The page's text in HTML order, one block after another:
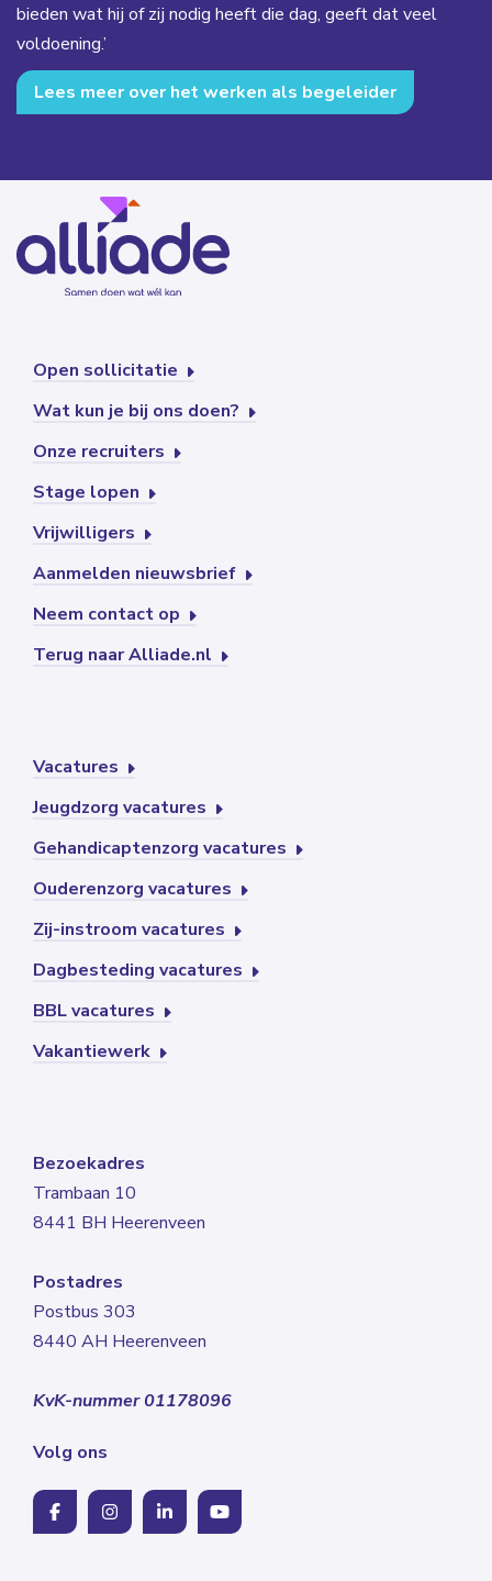
bieden wat hij of zij nodig heeft die dag, geeft dat veel
voldoening.’
Lees meer over het werken als begeleider
Open sollicitatie
Wat kun je bij ons doen?
Onze recruiters
Stage lopen
Vrijwilligers
Aanmelden nieuwsbrief
Neem contact op
Terug naar Alliade.nl
Vacatures
Jeugdzorg vacatures
Gehandicaptenzorg vacatures
Ouderenzorg vacatures
Zij-instroom vacatures
Dagbesteding vacatures
BBL vacatures
Vakantiewerk
Bezoekadres
Trambaan 10
8441 BH Heerenveen
Postadres
Postbus 303
8440 AH Heerenveen
KvK-nummer 01178096
Volg ons